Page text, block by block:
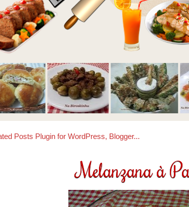
Melanzana à